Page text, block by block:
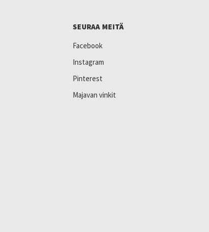
SEURAA MEITÄ
Facebook
Instagram
Pinterest
Majavan vinkit